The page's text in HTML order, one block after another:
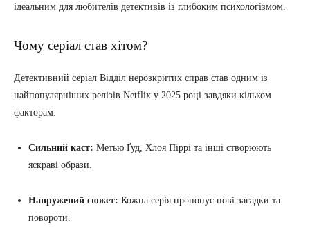
ідеальним для любителів детективів із глибоким психологізмом.
Чому серіал став хітом?
Детективний серіал Відділ нерозкритих справ став одним із
найпопулярніших релізів Netflix у 2025 році завдяки кільком
факторам:
Сильний каст: Метью Ґуд, Хлоя Піррі та інші створюють
яскраві образи.
Напружений сюжет: Кожна серія пропонує нові загадки та
повороти.